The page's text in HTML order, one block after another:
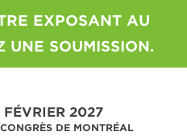
EXPOSANT AU
UNE SOUMISSION.
2027
DE MONTRÉAL